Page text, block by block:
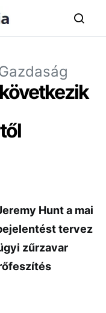
Hunt a mai
tervez
zűrzavar